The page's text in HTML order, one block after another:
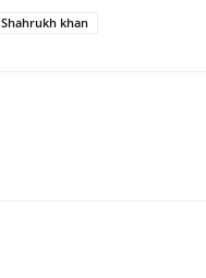
Shahrukh khan